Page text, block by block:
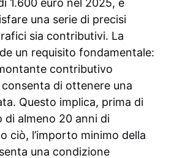
1.600 euro nel 2025, è
una serie di precisi
sia contributivi. La
un requisito fondamentale:
contributivo
di ottenere una
Questo implica, prima di
di almeno 20 anni di
ciò, l’importo minimo della
una condizione